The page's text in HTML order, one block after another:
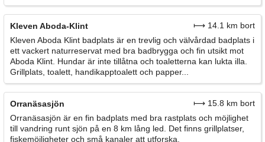
Kleven Aboda-Klint
⟼ 14.1 km bort
Kleven Aboda Klint badplats är en trevlig och välvårdad badplats i
ett vackert naturreservat med bra badbrygga och fin utsikt mot
Aboda Klint. Hundar är inte tillåtna och toaletterna kan lukta illa.
Grillplats, toalett, handikapptoalett och papper...
Orranäsasjön
⟼ 15.8 km bort
Orranäsasjön är en fin badplats med bra rastplats och möjlighet
till vandring runt sjön på en 8 km lång led. Det finns grillplatser,
fiskemöjligheter och små kanaler att utforska.